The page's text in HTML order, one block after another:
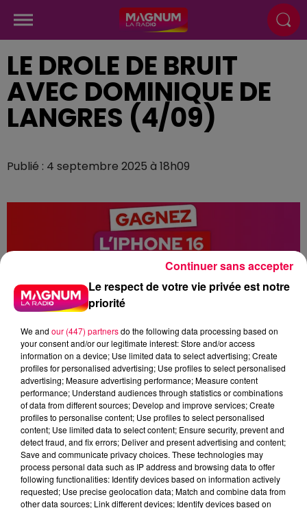
LE DROLE DE BRUIT
AVEC DOMINIQUE DE
LANGRES (4/09)
Publié : 4 septembre 2025 à 18h09
Le respect de votre vie privée est notre
priorité
We and our (447) partnersdo the following data processing based on
your consent and/or our legitimate interest: Store and/or access
information on a device; Use limited data to select advertising; Create
profiles for personalised advertising; Use profiles to select personalised
advertising; Measure advertising performance; Measure content
performance; Understand audiences through statistics or combinations
of data from different sources; Develop and improve services; Create
profiles to personalise content; Use profiles to select personalised
content; Use limited data to select content; Ensure security, prevent and
detect fraud, and fix errors; Deliver and present advertising and content;
Save and communicate privacy choices. These technologies may
process personal data such as IP address and browsing data to offer
following functionalities: Identify devices based on information actively
requested; Use precise geolocation data; Match and combine data from
other data sources; Link different devices; Identify devices based on
Continuer sans accepter